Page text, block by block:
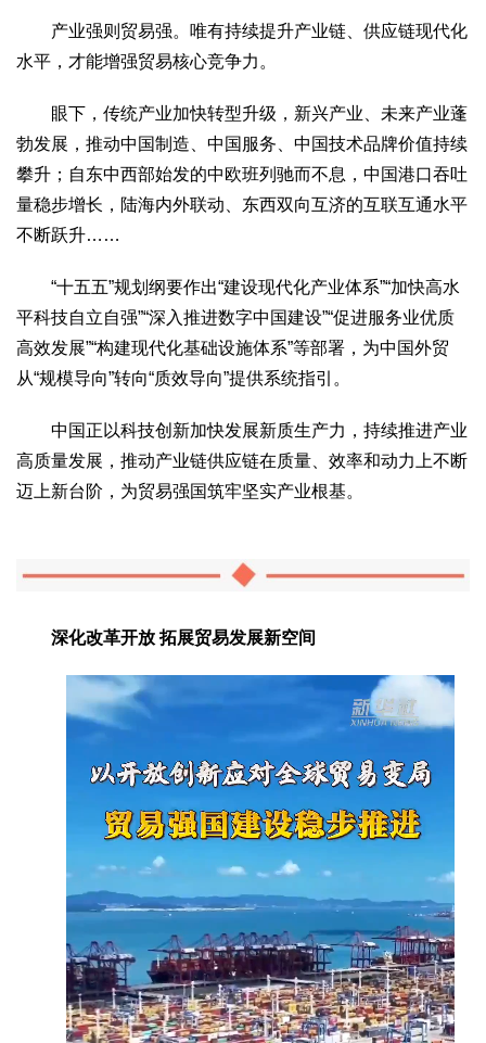
产业强则贸易强。唯有持续提升产业链、供应链现代化
水平，才能增强贸易核心竞争力。
眼下，传统产业加快转型升级，新兴产业、未来产业蓬
勃发展，推动中国制造、中国服务、中国技术品牌价值持续
攀升；自东中西部始发的中欧班列驰而不息，中国港口吞吐
量稳步增长，陆海内外联动、东西双向互济的互联互通水平
不断跃升……
“十五五”规划纲要作出“建设现代化产业体系”“加快高水
平科技自立自强”“深入推进数字中国建设”“促进服务业优质
高效发展”“构建现代化基础设施体系”等部署，为中国外贸
从“规模导向”转向“质效导向”提供系统指引。
中国正以科技创新加快发展新质生产力，持续推进产业
高质量发展，推动产业链供应链在质量、效率和动力上不断
迈上新台阶，为贸易强国筑牢坚实产业根基。
深化改革开放 拓展贸易发展新空间